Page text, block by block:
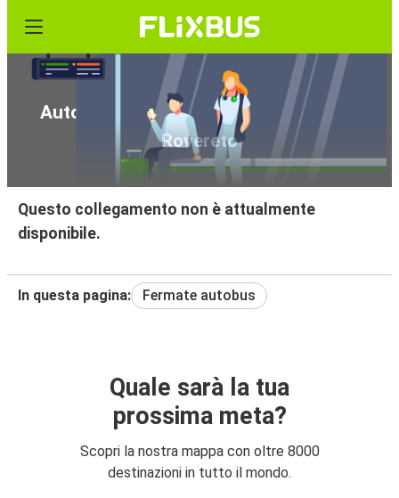
Autobus da Milano Linate Aeroporto a
Rovereto
Questo collegamento non è attualmente
disponibile.
In questa pagina: Fermate autobus
Quale sarà la tua
prossima meta?
Scopri la nostra mappa con oltre 8000
destinazioni in tutto il mondo.